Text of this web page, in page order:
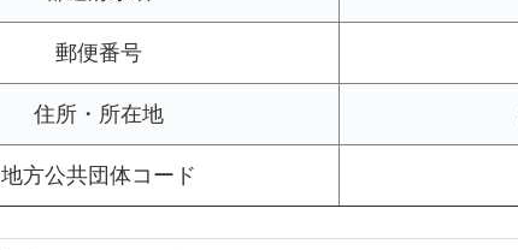
郵便番号
住所・所在地
地方公共団体コード